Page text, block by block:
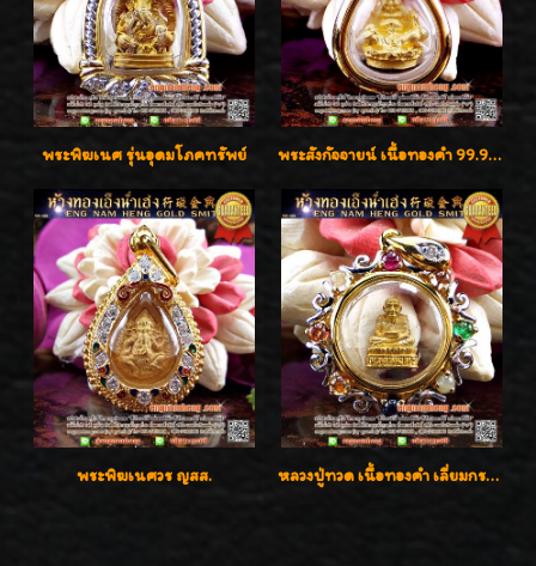
พระพิฆเนศ รุ่นอุดมโภคทรัพย์ พระสังกัจจายน์ เนื้อทองคำ 99.99%
พระพิฆเนศวร ญสส. หลวงปู่ทวด เนื้อทองคำ เลี่ยมกรอบทองคำประดับเพชรแท้และพลอยนพเก้า น่ารักมากๆค่ะ